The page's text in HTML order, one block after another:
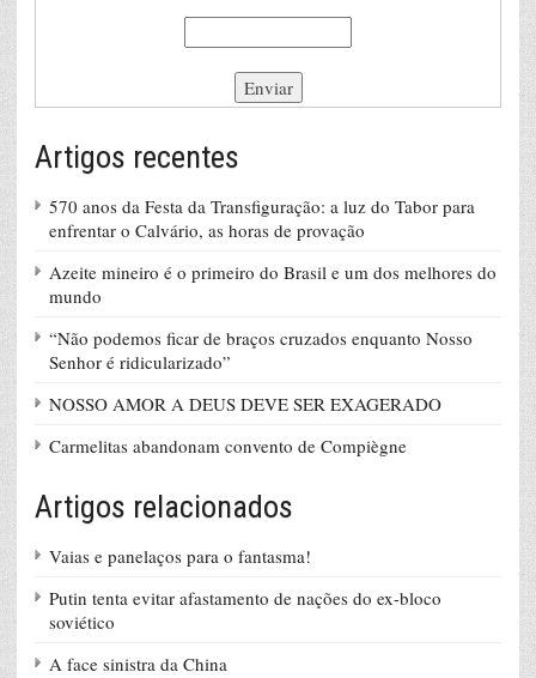
Artigos recentes
570 anos da Festa da Transfiguração: a luz do Tabor para
enfrentar o Calvário, as horas de provação
Azeite mineiro é o primeiro do Brasil e um dos melhores do
mundo
“Não podemos ficar de braços cruzados enquanto Nosso
Senhor é ridicularizado”
NOSSO AMOR A DEUS DEVE SER EXAGERADO
Carmelitas abandonam convento de Compiègne
Artigos relacionados
Vaias e panelaços para o fantasma!
Putin tenta evitar afastamento de nações do ex-bloco
soviético
A face sinistra da China